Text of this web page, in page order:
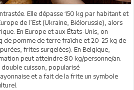
Elle dépasse 150 kg par habitant et
de l’Est (Ukraine, Biélorussie), alors
En Europe et aux États-Unis, on
de pomme de terre fraîche et 20-25 kg de
frites surgelées). En Belgique,
peut atteindre 80 kg/personne/an.
cuisson, popularisé
et a fait de la frite un symbole